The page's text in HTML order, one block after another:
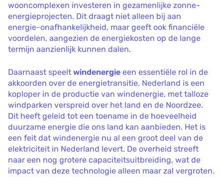
wooncomplexen investeren in gezamenlijke zonne-
energieprojecten. Dit draagt niet alleen bij aan
energie-onafhankelijkheid, maar geeft ook financiële
voordelen, aangezien de energiekosten op de lange
termijn aanzienlijk kunnen dalen.
Daarnaast speelt windenergie een essentiële rol in de
akkoorden over de energietransitie. Nederland is een
koploper in de productie van windenergie, met talloze
windparken verspreid over het land en de Noordzee.
Dit heeft geleid tot een toename in de hoeveelheid
duurzame energie die ons land kan aanbieden. Het is
een feit dat windenergie nu al een groot deel van de
elektriciteit in Nederland levert. De overheid streeft
naar een nog grotere capaciteitsuitbreiding, wat de
impact van deze technologie alleen maar zal vergroten.